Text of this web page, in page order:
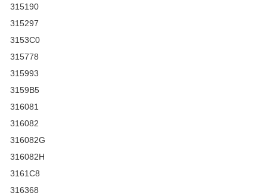
315190
315297
3153C0
315778
315993
3159B5
316081
316082
316082G
316082H
3161C8
316368